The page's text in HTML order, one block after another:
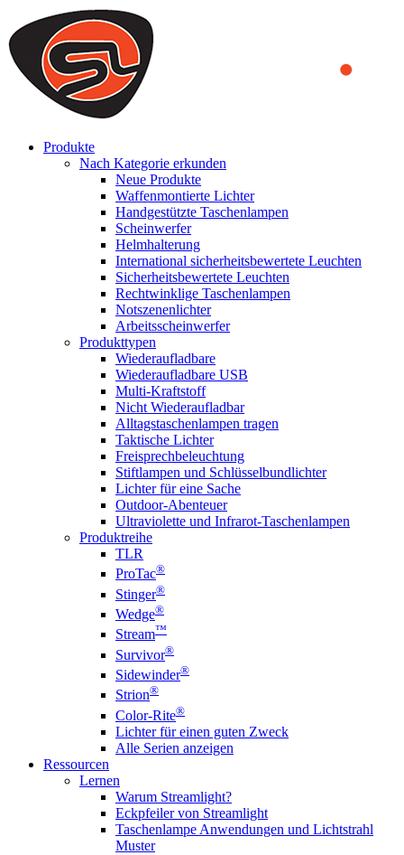
We use cookies to ensure that we provide you the best experience
on our website. By continuing to browse this website, you accept
that cookies are used to help us analyze how the website is used and
to offer you a better experience. To learn more or to find out how
you can disable cookies, you can access our
Produkte
Nach Kategorie erkunden
Neue Produkte
Waffenmontierte Lichter
Handgestützte Taschenlampen
Scheinwerfer
Helmhalterung
International sicherheitsbewertete Leuchten
Sicherheitsbewertete Leuchten
Rechtwinklige Taschenlampen
Notszenenlichter
Arbeitsscheinwerfer
Produkttypen
Wiederaufladbare
Wiederaufladbare USB
Multi-Kraftstoff
Nicht Wiederaufladbar
Alltagstaschenlampen tragen
Taktische Lichter
Freisprechbeleuchtung
Stiftlampen und Schlüsselbundlichter
Lichter für eine Sache
Outdoor-Abenteuer
Ultraviolette und Infrarot-Taschenlampen
Produktreihe
TLR
ProTac®
Stinger®
Wedge®
Stream™
Survivor®
Sidewinder®
Strion®
Color-Rite®
Lichter für einen guten Zweck
Alle Serien anzeigen
Ressourcen
Lernen
Warum Streamlight?
Eckpfeiler von Streamlight
Taschenlampe Anwendungen und Lichtstrahl
Muster